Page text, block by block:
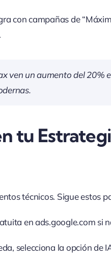
con campañas de
ven un aumento del 20%
tu
técnicos. Sigue estos
en ads.google.com si
selecciona la opción de